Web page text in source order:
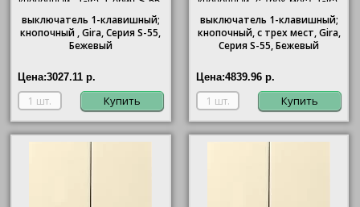
выключатель 1-клавишный;
кнопочный ,Gira, Серия S-55,
Бежевый
Цена:3027.11 р.
Купить
выключатель 1-клавишный;
кнопочный, с трех мест,Gira,
Серия S-55, Бежевый
Цена:4839.96 р.
Купить